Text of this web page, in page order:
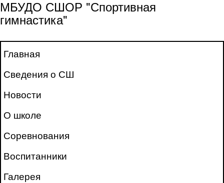
МБУДО СШОР "Спортивная
гимнастика"
Главная
Сведения о СШ
Новости
О школе
Соревнования
Воспитанники
Галерея